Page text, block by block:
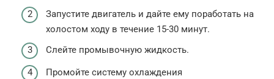
Запустите двигатель и дайте ему поработать на
холостом ходу в течение 15-30 минут.
Слейте промывочную жидкость.
Промойте систему охлаждения